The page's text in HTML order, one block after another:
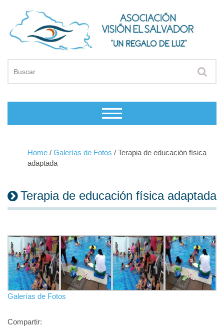
Home / Galerías de Fotos / Terapia de educación física
adaptada
Terapia de educación física adaptada
Galerías de Fotos
Compartir: